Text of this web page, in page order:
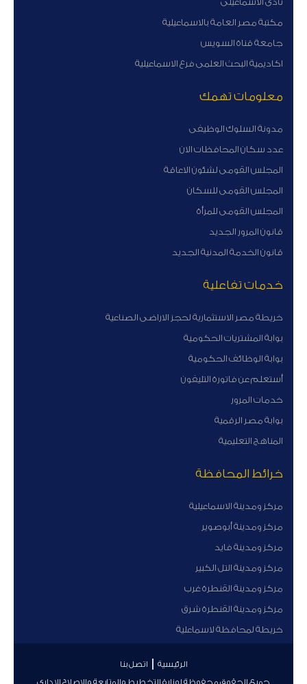
مكتبة مصر العامة بالاسماعيلية
جامعة قناة السويس
اكاديمية البحث العلمى فرع الاسماعيلية
معلومات تهمك
مدونة السلوك الوظيفى
عدد سكان المحافظات الان
المجلس القومى لشئون الاعاقة
المجلس القومى للسكان
المجلس القومى للمرأة
قانون المرور الجديد
قانون الخدمة المدنية الجديد
خدمات تفاعلية
خريطة مصر الاستثمارية لحجز الاراضى الصناعية
بوابة المشتريات الحكومية
بوابة الوظائف الحكومية
أستعلم عن فاتورة التليفون
خدمات المرور
بوابة مصر الرقمية
المناهج التعليمية
خرائط المحافظة
مركز ومدينة الاسماعيلية
مركز ومدينة أبوصوير
مركز ومدينة فايد
مركز ومدينة التل الكبير
مركز ومدينة القنطرة غرب
مركز ومدينة القنطرة شرق
خريطة لمحافظة لاسماعلية
الرئيسية
اتصل بنا